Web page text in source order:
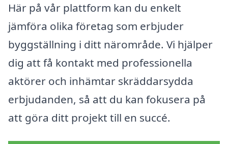
Här på vår plattform kan du enkelt
jämföra olika företag som erbjuder
byggställning i ditt närområde. Vi hjälper
dig att få kontakt med professionella
aktörer och inhämtar skräddarsydda
erbjudanden, så att du kan fokusera på
att göra ditt projekt till en succé.